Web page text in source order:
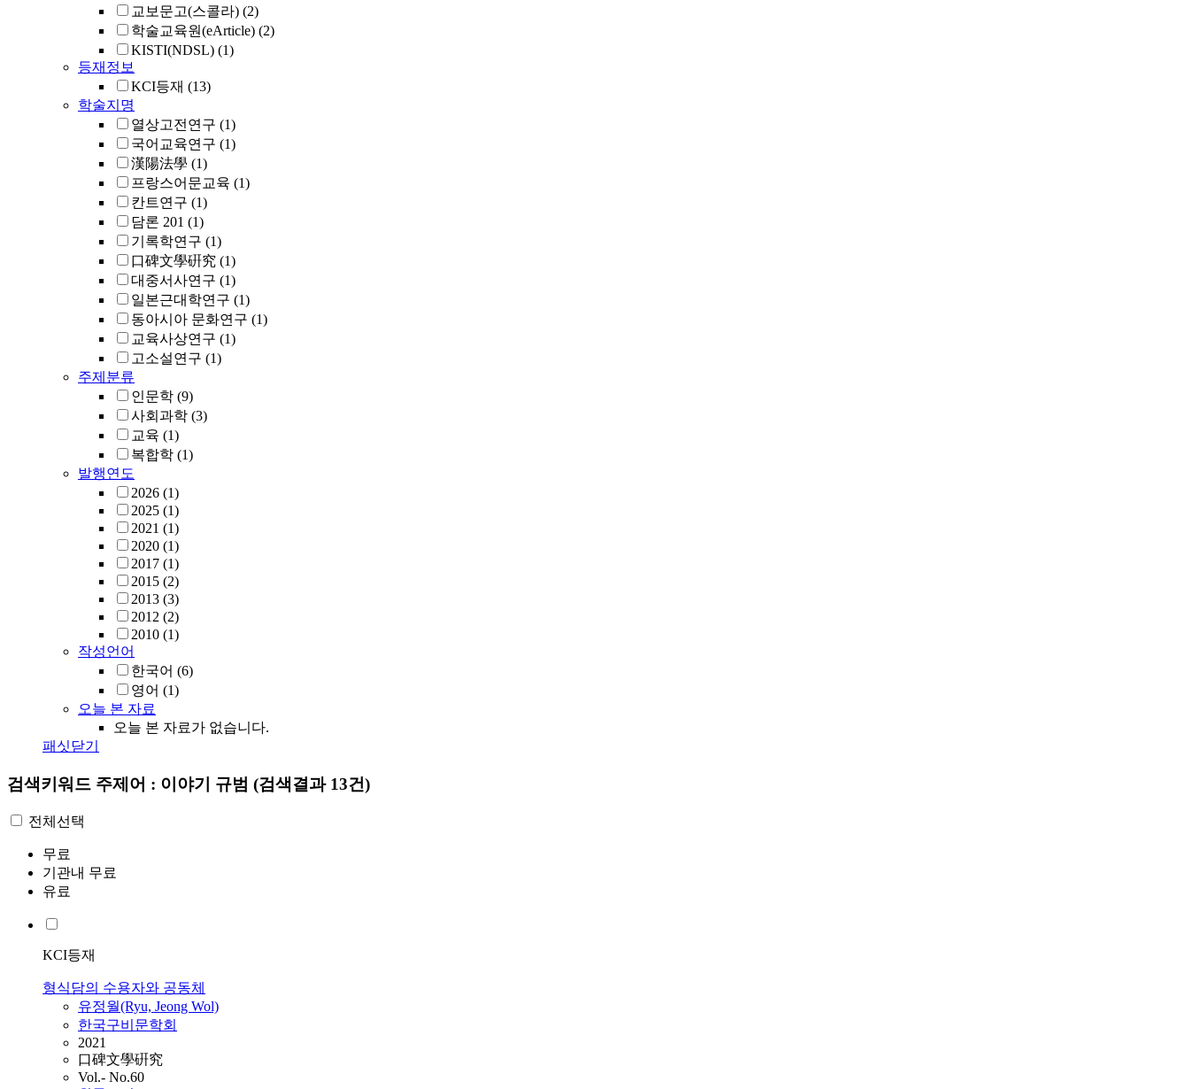
교보문고(스콜라) (2)
학술교육원(eArticle) (2)
KISTI(NDSL) (1)
등재정보
KCI등재 (13)
학술지명
열상고전연구 (1)
국어교육연구 (1)
漢陽法學 (1)
프랑스어문교육 (1)
칸트연구 (1)
담론 201 (1)
기록학연구 (1)
口碑文學硏究 (1)
대중서사연구 (1)
일본근대학연구 (1)
동아시아 문화연구 (1)
교육사상연구 (1)
고소설연구 (1)
주제분류
인문학 (9)
사회과학 (3)
교육 (1)
복합학 (1)
발행연도
2026 (1)
2025 (1)
2021 (1)
2020 (1)
2017 (1)
2015 (2)
2013 (3)
2012 (2)
2010 (1)
작성언어
한국어 (6)
영어 (1)
오늘 본 자료
오늘 본 자료가 없습니다.
패싯닫기
검색키워드 주제어 : 이야기 규범 (검색결과 13건)
전체선택
무료
기관내 무료
유료
KCI등재
형식담의 수용자와 공동체
유정월(Ryu, Jeong Wol)
한국구비문학회
2021
口碑文學硏究
Vol.- No.60